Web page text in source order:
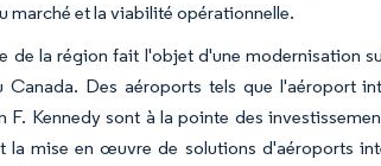
marché et la viabilité opérationnelle.
de la région fait l'objet d'une modernisation
Canada. Des aéroports tels que l'aéroport
Kennedy sont à la pointe des
la mise en œuvre de solutions d'aéroports